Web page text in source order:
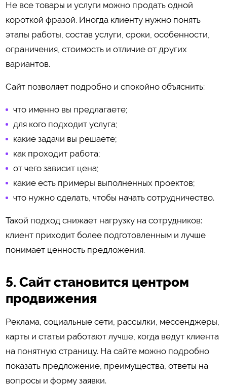
Не все товары и услуги можно продать одной
короткой фразой. Иногда клиенту нужно понять
этапы работы, состав услуги, сроки, особенности,
ограничения, стоимость и отличие от других
вариантов.
Сайт позволяет подробно и спокойно объяснить:
что именно вы предлагаете;
для кого подходит услуга;
какие задачи вы решаете;
как проходит работа;
от чего зависит цена;
какие есть примеры выполненных проектов;
что нужно сделать, чтобы начать сотрудничество.
Такой подход снижает нагрузку на сотрудников:
клиент приходит более подготовленным и лучше
понимает ценность предложения.
5. Сайт становится центром
продвижения
Реклама, социальные сети, рассылки, мессенджеры,
карты и статьи работают лучше, когда ведут клиента
на понятную страницу. На сайте можно подробно
показать предложение, преимущества, ответы на
вопросы и форму заявки.